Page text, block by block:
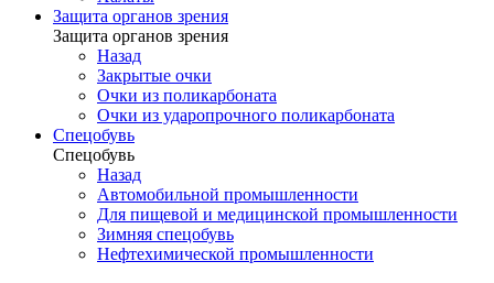
Защита органов зрения
Защита органов зрения
Назад
Закрытые очки
Очки из поликарбоната
Очки из ударопрочного поликарбоната
Спецобувь
Спецобувь
Назад
Автомобильной промышленности
Для пищевой и медицинской промышленности
Зимняя спецобувь
Нефтехимической промышленности